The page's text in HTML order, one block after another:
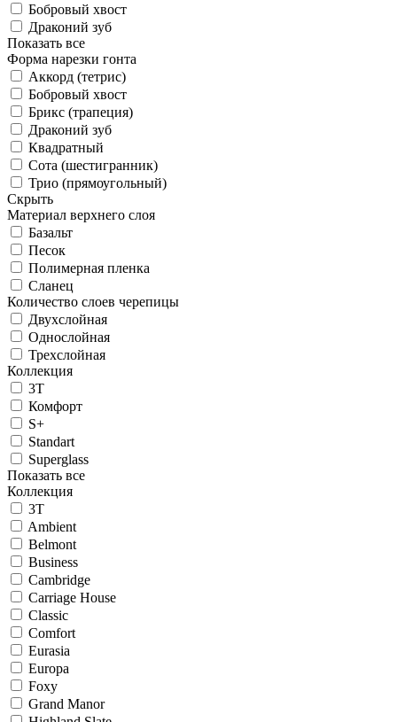
Бобровый хвост
Драконий зуб
Показать все
Форма нарезки гонта
Аккорд (тетрис)
Бобровый хвост
Брикс (трапеция)
Драконий зуб
Квадратный
Сота (шестигранник)
Трио (прямоугольный)
Скрыть
Материал верхнего слоя
Базальт
Песок
Полимерная пленка
Сланец
Количество слоев черепицы
Двухслойная
Однослойная
Трехслойная
Коллекция
3T
Комфорт
S+
Standart
Superglass
Показать все
Коллекция
3T
Ambient
Belmont
Business
Cambridge
Carriage House
Classic
Comfort
Eurasia
Europa
Foxy
Grand Manor